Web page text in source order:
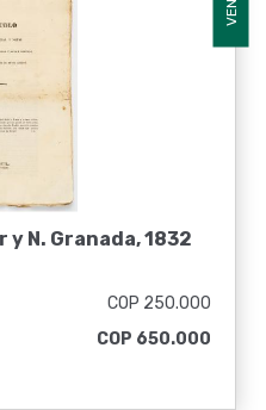
N. Granada, 1832
COP 250.000
COP 650.000